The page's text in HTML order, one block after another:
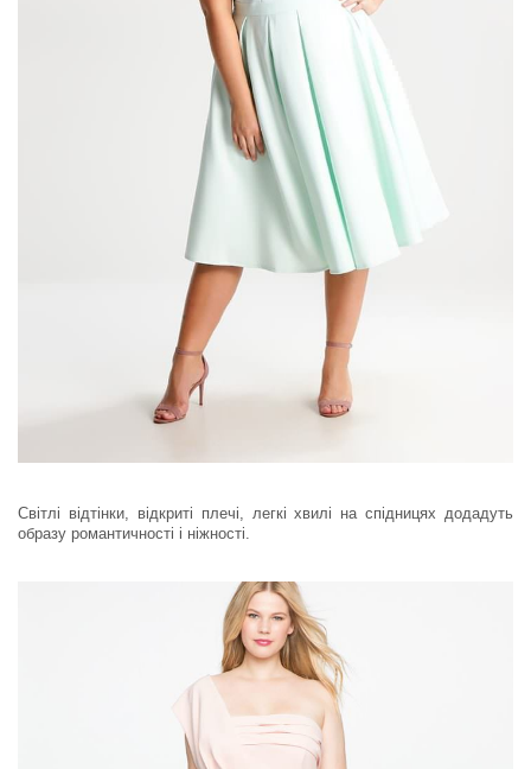
Світлі відтінки, відкриті плечі, легкі хвилі на спідницях додадуть
образу романтичності і ніжності.